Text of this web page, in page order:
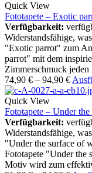
Quick View
Fototapete – Exotic
Verfügbarkeit:
Widerstandsfähige,
"Exotic parrot" zum
parrot" mit dem
Zimmerschmuck jeden
74,90 € – 94,90 €
Quick View
Fototapete – Under
Verfügbarkeit:
Widerstandsfähige,
"Under the surface of
Fototapete "Under the
Motiv wird zum